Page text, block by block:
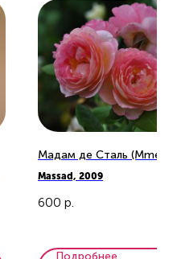
Мадам де Сталь (Mme
Massad, 2009
600 р.